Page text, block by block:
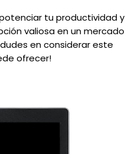
tu productividad y
valiosa en un mercado
en considerar este
ofrecer!